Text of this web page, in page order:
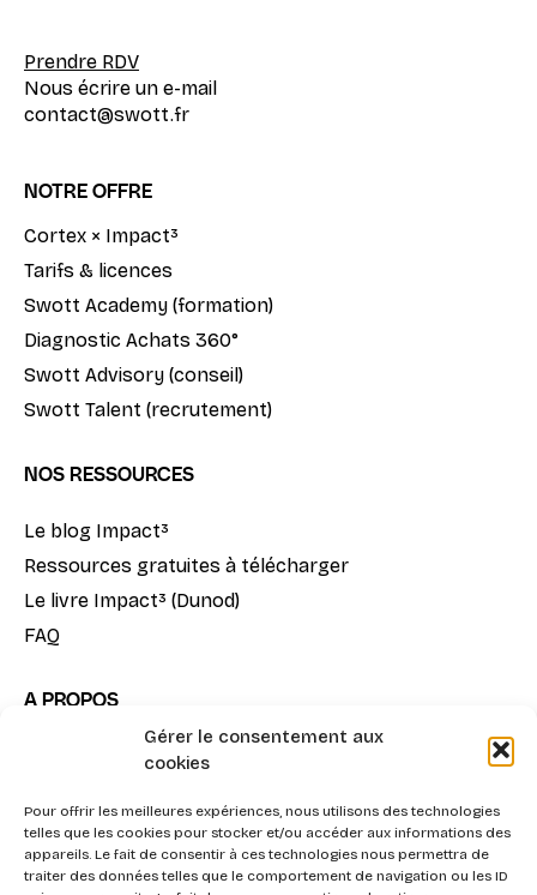
Gérer le consentement aux
cookies
Pour offrir les meilleures expériences, nous utilisons des technologies
telles que les cookies pour stocker et/ou accéder aux informations des
appareils. Le fait de consentir à ces technologies nous permettra de
traiter des données telles que le comportement de navigation ou les ID
Prendre RDV
Nous écrire un e-mail
contact@swott.fr
NOTRE OFFRE
Cortex × Impact³
Tarifs & licences
Swott Academy (formation)
Diagnostic Achats 360°
Swott Advisory (conseil)
Swott Talent (recrutement)
NOS RESSOURCES
Le blog Impact³
Ressources gratuites à télécharger
Le livre Impact³ (Dunod)
FAQ
A PROPOS
Notre mission
Nous contacter